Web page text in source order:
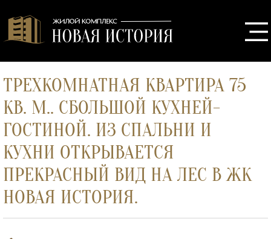
ТРЕХКОМНАТНАЯ КВАРТИРА 75
КВ. М.. СБОЛЬШОЙ КУХНЕЙ-
ГОСТИНОЙ. ИЗ СПАЛЬНИ И
КУХНИ ОТКРЫВАЕТСЯ
ПРЕКРАСНЫЙ ВИД НА ЛЕС В ЖК
НОВАЯ ИСТОРИЯ.